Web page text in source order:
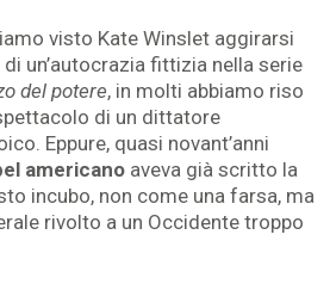
visto Kate Winslet aggirarsi
un’autocrazia fittizia nella serie
del potere, in molti abbiamo riso
di un dittatore
Eppure, quasi novant’anni
americano aveva già scritto la
incubo, non come una farsa, ma
rivolto a un Occidente troppo